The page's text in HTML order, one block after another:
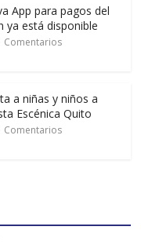
App para pagos del
ya está disponible
Comentarios
a niñas y niños a
Escénica Quito
Comentarios